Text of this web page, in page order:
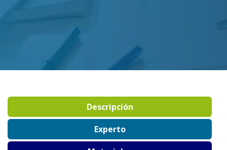
Descripción
Experto